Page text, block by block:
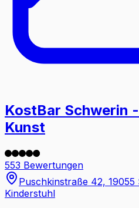
KostBar Schwerin
Kunst
553 Bewertungen
Puschkinstraße 42, 19055
Kinderstuhl